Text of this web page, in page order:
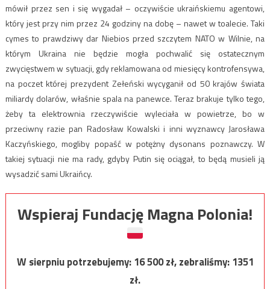
mówił przez sen i się wygadał – oczywiście ukraińskiemu agentowi,
który jest przy nim przez 24 godziny na dobę – nawet w toalecie. Taki
cymes to prawdziwy dar Niebios przed szczytem NATO w Wilnie, na
którym Ukraina nie będzie mogła pochwalić się ostatecznym
zwycięstwem w sytuacji, gdy reklamowana od miesięcy kontrofensywa,
na poczet której prezydent Zełeński wycyganił od 50 krajów świata
miliardy dolarów, właśnie spala na panewce. Teraz brakuje tylko tego,
żeby ta elektrownia rzeczywiście wyleciała w powietrze, bo w
przeciwny razie pan Radosław Kowalski i inni wyznawcy Jarosława
Kaczyńskiego, mogliby popaść w potężny dysonans poznawczy. W
takiej sytuacji nie ma rady, gdyby Putin się ociągał, to będą musieli ją
wysadzić sami Ukraińcy.
Wspieraj Fundację Magna Polonia!
W sierpniu potrzebujemy:16 500zł, zebraliśmy:1351
zł.